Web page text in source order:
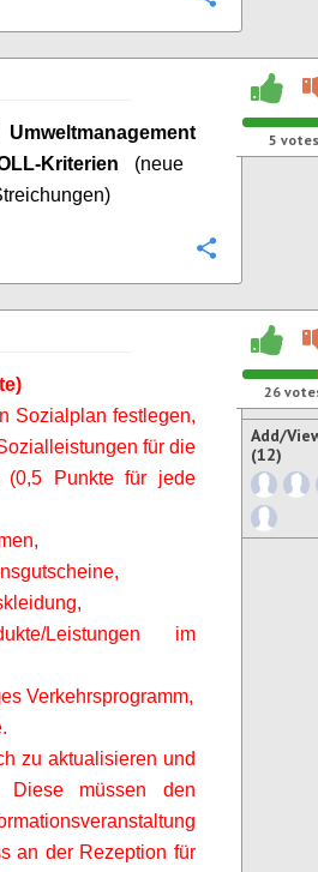
Kriterien (neue
5 votes
Sozialplan festlegen,
für die
(0,5 Punkte für jede
Leistungen im
Verkehrsprogramm,
zu aktualisieren und
Diese müssen den
an der Rezeption für
26
Add/
(12)